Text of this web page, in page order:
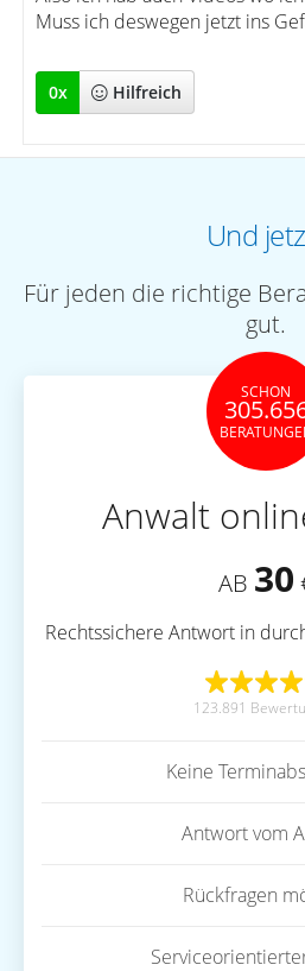
Muss ich deswegen jetzt ins
0x Hilfreich
Und
Für jeden die richtige
gut.
SCHON
Anwalt
AB 30
Rechtssichere Antwort in
123.891
Keine
Antwort vom
Rückfragen